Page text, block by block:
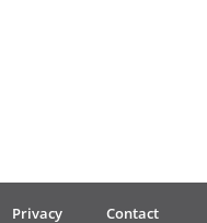
Privacy Contact